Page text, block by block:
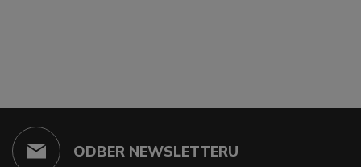
ODBER NEWSLETTERU